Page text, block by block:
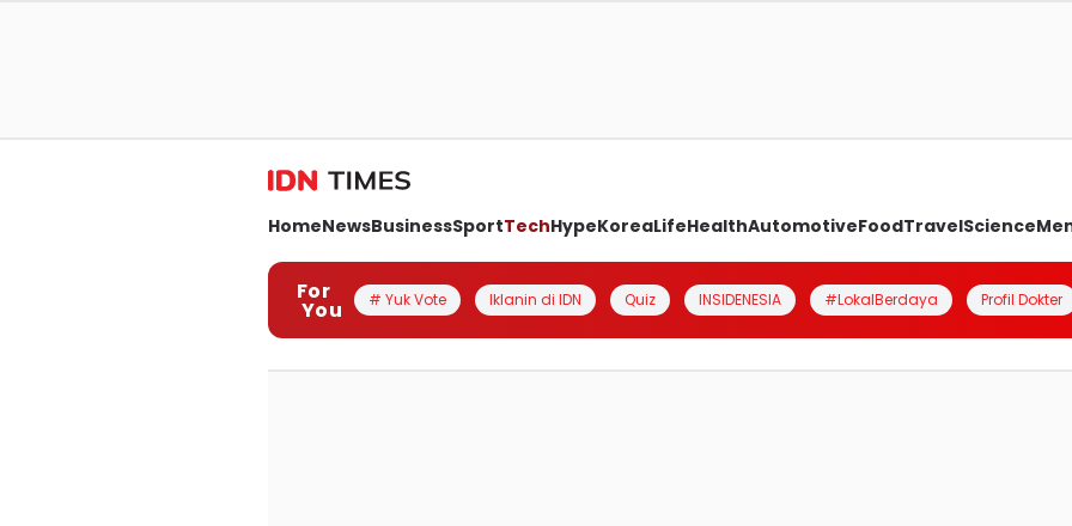
HomeNewsBusinessSportTechHypeKoreaLifeHealthAutomotiveFoodTravelScience
For
You # Yuk Vote Iklanin di IDN Quiz INSIDENESIA #LokalBerdaya Profil Dokter